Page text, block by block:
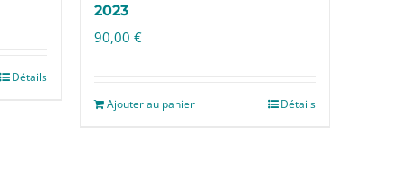
Détails
2023
90,00 €
Ajouter au panier Détails